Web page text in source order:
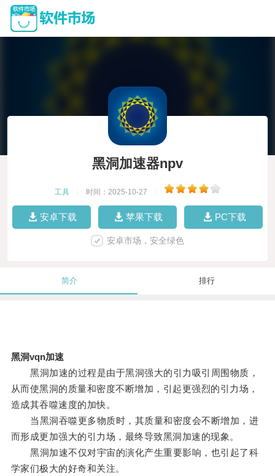
黑洞加速器npv
工具 时间：2025-10-27
安卓下载 苹果下载 PC下载
安卓市场，安全绿色
简介 排行
黑洞vqn加速
黑洞加速的过程是由于黑洞强大的引力吸引周围物质，
从而使黑洞的质量和密度不断增加，引起更强烈的引力场，
造成其吞噬速度的加快。
当黑洞吞噬更多物质时，其质量和密度会不断增加，进
而形成更加强大的引力场，最终导致黑洞加速的现象。
黑洞加速不仅对宇宙的演化产生重要影响，也引起了科
学家们极大的好奇和关注。